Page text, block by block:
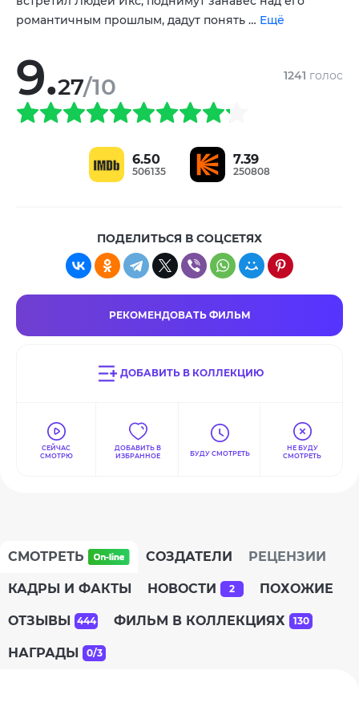
романтичным прошлым, дадут понять … Ещё
9.27/10 1241 голос
6.50
506135
7.39
250808
ПОДЕЛИТЬСЯ В СОЦСЕТЯХ
РЕКОМЕНДОВАТЬ ФИЛЬМ
ДОБАВИТЬ В КОЛЛЕКЦИЮ
СЕЙЧАС
СМОТРЮ
ДОБАВИТЬ В
ИЗБРАННОЕ
БУДУ СМОТРЕТЬ
НЕ БУДУ
СМОТРЕТЬ
СМОТРЕТЬ СОЗДАТЕЛИ РЕЦЕНЗИИ
КАДРЫ И ФАКТЫ НОВОСТИ 2 ПОХОЖИЕ
ОТЗЫВЫ 444 ФИЛЬМ В КОЛЛЕКЦИЯХ 130
НАГРАДЫ 0/3